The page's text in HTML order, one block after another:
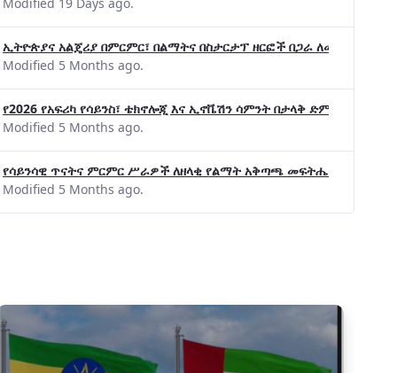
ኢትዮጵያና አልጄሪያ በምርምር፣ በልማትና በስታርታፕ ዘርፎች በጋራ ለመስራት መከሩ፡፡
Modified 5 Months ago.
የ2026 የአፍሪካ የሳይንስ፣ ቴክኖሎጂ እና ኢኖቬሽን ሳምንት በታላቅ ድምቀት
Modified 5 Months ago.
የሳይንሳዊ ጥናትና ምርምር ሥራዎች ለዘላቂ የልማት አቅጣጫ መፍትሔ ጠቋሚ
Modified 5 Months ago.